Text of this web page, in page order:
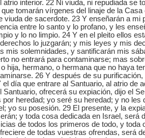
atrio interior. 22 Ni viuda, ni repudiada se
tomarán vírgenes del linaje de la
viuda de sacerdote. 23 Y enseñarán a mi
entre lo santo y lo profano, y les
y lo no limpio. 24 Y en el pleito ellos
lo juzgarán; y mis leyes y mis
mis solemnidades, y santificarán mis
no entrará para contaminarse; mas
o hija, hermano, o hermana que no haya
26 Y después de su
el día que entrare al Santuario, al atrio de
Santuario, ofrecerá su expiación, dijo el
por heredad; yo seré su heredad; y no les
yo su posesión. 29 El presente, y la
y toda cosa dedicada en Israel, será
de todos los primeros de todo, y toda
de todas vuestras ofrendas, será